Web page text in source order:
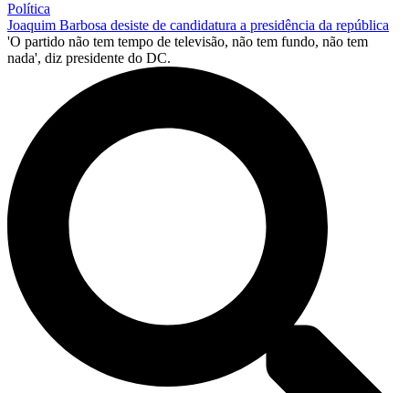
Política
Joaquim Barbosa desiste de candidatura a presidência da república
'O partido não tem tempo de televisão, não tem fundo, não tem
nada', diz presidente do DC.